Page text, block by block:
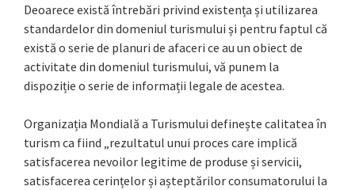
Deoarece există întrebări privind existența și utilizarea
standardelor din domeniul turismului și pentru faptul că
există o serie de planuri de afaceri ce au un obiect de
activitate din domeniul turismului, vă punem la
dispoziție o serie de informații legale de acestea.
Organizația Mondială a Turismului definește calitatea în
turism ca fiind „rezultatul unui proces care implică
satisfacerea nevoilor legitime de produse și servicii,
satisfacerea cerințelor și așteptărilor consumatorului la